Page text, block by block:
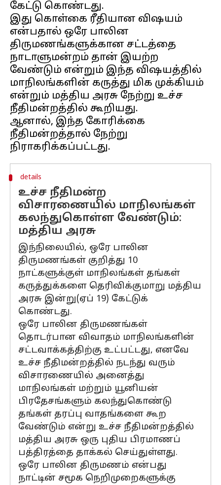
கேட்டு கொண்டது.
இது கொள்கை ரீதியான விஷயம்
என்பதால் ஒரே பாலின
திருமணங்களுக்கான சட்டத்தை
நாடாளுமன்றம் தான் இயற்ற
வேண்டும் என்றும் இந்த விஷயத்தில்
மாநிலங்களின் கருத்து மிக முக்கியம்
என்றும் மத்திய அரசு நேற்று உச்ச
நீதிமன்றத்தில் கூறியது.
ஆனால், இந்த கோரிக்கை
நீதிமன்றத்தால் நேற்று
details
உச்ச நீதிமன்ற
விசாரணையில் மாநிலங்கள்
கலந்துகொள்ள வேண்டும்:
மத்திய அரசு
இந்நிலையில், ஒரே பாலின
திருமணங்கள் குறித்து 10
நாட்களுக்குள் மாநிலங்கள் தங்கள்
கருத்துக்களை தெரிவிக்குமாறு மத்திய
அரசு இன்று(ஏப் 19) கேட்டுக்
கொண்டது.
ஒரே பாலின திருமணங்கள்
தொடர்பான விவாதம் மாநிலங்களின்
சட்டவாக்கத்திற்கு உட்பட்டது, எனவே
உச்ச நீதிமன்றத்தில் நடந்து வரும்
விசாரணையில் அனைத்து
மாநிலங்கள் மற்றும் யூனியன்
பிரதேசங்களும் கலந்துகொண்டு
தங்கள் தரப்பு வாதங்களை கூற
வேண்டும் என்று உச்ச நீதிமன்றத்தில்
மத்திய அரசு ஒரு புதிய பிரமாணப்
பத்திரத்தை தாக்கல் செய்துள்ளது.
ஒரே பாலின திருமணம் என்பது
நாட்டின் சமூக நெறிமுறைகளுக்கு